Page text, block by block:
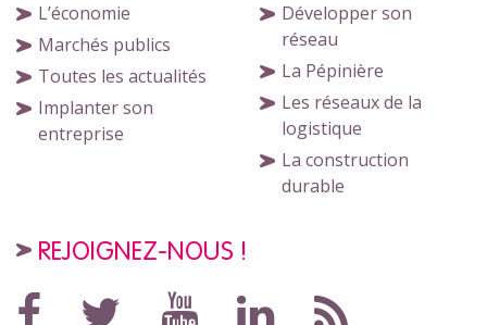
L’économie
Marchés publics
Toutes les actualités
Implanter son
entreprise
Développer son
réseau
La Pépinière
Les réseaux de la
logistique
La construction
durable
REJOIGNEZ-NOUS !